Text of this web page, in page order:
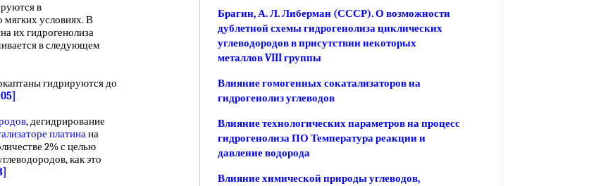
в
мягких условиях. В
их гидрогенолиза
в следующем
гидрируются до
, дегидрирование
платинана
2% с целью
как это
Брагин, А. Л. Либерман (СССР). О возможности
дублетной схемы гидрогенолиза циклических
углеводородов в присутствии некоторых
металлов VIII группы
Влияние гомогенных сокатализаторов на
гидрогенолиз углеводов
Влияние технологических параметров на процесс
гидрогенолиза ПО Температура реакции и
давление водорода
Влияние химической природы углеводов,